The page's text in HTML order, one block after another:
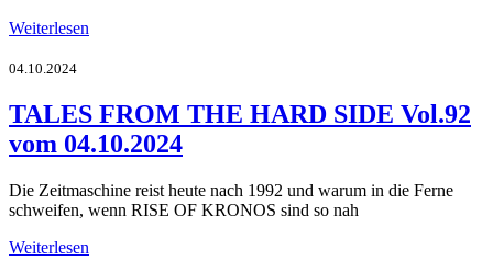
Weiterlesen
04.10.2024
TALES FROM THE HARD SIDE Vol.92
vom 04.10.2024
Die Zeitmaschine reist heute nach 1992 und warum in die Ferne
schweifen, wenn RISE OF KRONOS sind so nah
Weiterlesen